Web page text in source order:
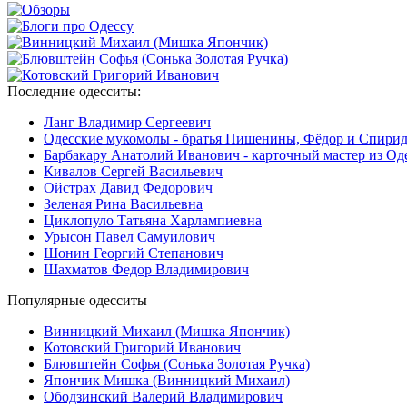
Последние одесситы:
Ланг Владимир Сергеевич
Одесские мукомолы - братья Пишенины, Фёдор и
Барбакару Анатолий Иванович - карточный мастер из
Кивалов Сергей Васильевич
Ойстрах Давид Федорович
Зеленая Рина Васильевна
Циклопуло Татьяна Харлампиевна
Урысон Павел Самуилович
Шонин Георгий Степанович
Шахматов Федор Владимирович
Популярные одесситы
Винницкий Михаил (Мишка Япончик)
Котовский Григорий Иванович
Блювштейн Софья (Сонька Золотая Ручка)
Япончик Мишка (Винницкий Михаил)
Ободзинский Валерий Владимирович